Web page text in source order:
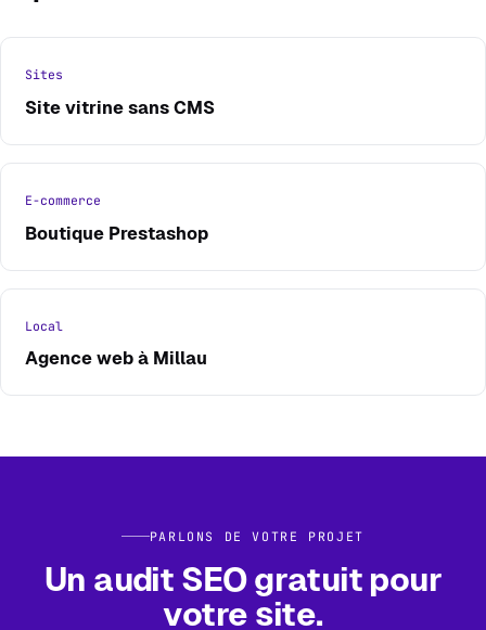
Sites
Site vitrine sans CMS
E-commerce
Boutique Prestashop
Local
Agence web à Millau
PARLONS DE VOTRE PROJET
Un audit SEO gratuit pour
votre site.